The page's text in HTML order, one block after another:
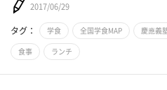
2017/06/29
タグ： 学食 全国学食MAP 慶應義
食事 ランチ